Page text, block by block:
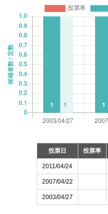
投票日 投票率
2011/04/24
2007/04/22
2003/04/27